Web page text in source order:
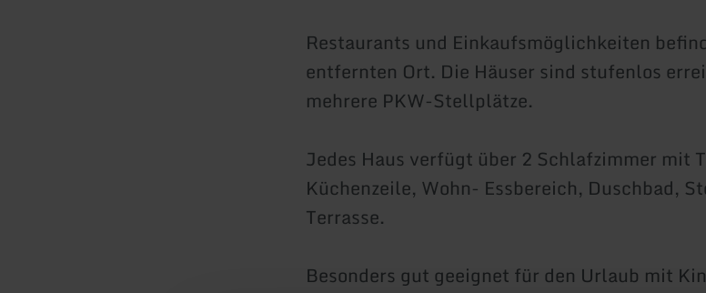
Restaurants und Einkaufsmöglichkeiten
entfernten Ort. Die Häuser sind stufenlos
mehrere PKW-Stellplätze.
Jedes Haus verfügt über 2 Schlafzimmer mit
Küchenzeile, Wohn- Essbereich, Duschbad,
Terrasse.
Besonders gut geeignet für den Urlaub mit